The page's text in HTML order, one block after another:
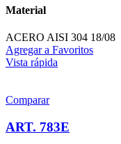
Material
ACERO AISI 304 18/08
Agregar a Favoritos
Vista rápida
Comparar
ART. 783E